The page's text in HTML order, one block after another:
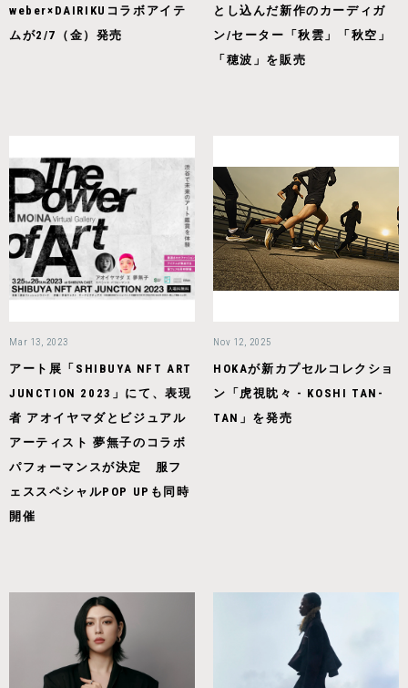
weber×DAIRIKUコラボアイテ
ムが2/7（金）発売
とし込んだ新作のカーディガ
ン/セーター「秋雲」「秋空」
「穂波」を販売
Mar 13, 2023
アート展「SHIBUYA NFT ART
JUNCTION 2023」にて、表現
者 アオイヤマダとビジュアル
アーティスト 夢無子のコラボ
パフォーマンスが決定 服フ
ェススペシャルPOP UPも同時
開催
Nov 12, 2025
HOKAが新カプセルコレクショ
ン「虎視眈々 - KOSHI TAN-
TAN」を発売